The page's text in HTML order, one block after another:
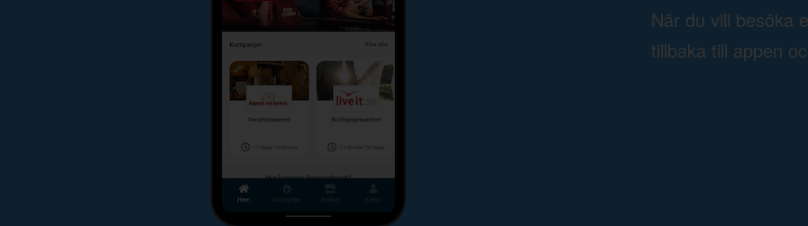
När du vill besöka
tillbaka till appen